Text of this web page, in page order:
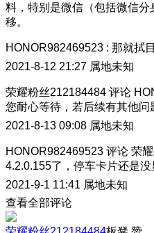
料，特别是微信（包括微信
移。
HONOR982469523 : 那就拭
2021-8-12 21:27 属地未知
荣耀粉丝212184484 评论
您耐心等待，若后续有其他问
2021-8-13 09:08 属地未知
HONOR982469523 评论 荣
4.2.0.155了，停车卡片还是没
2021-9-1 11:41 属地未知
查看全部评论